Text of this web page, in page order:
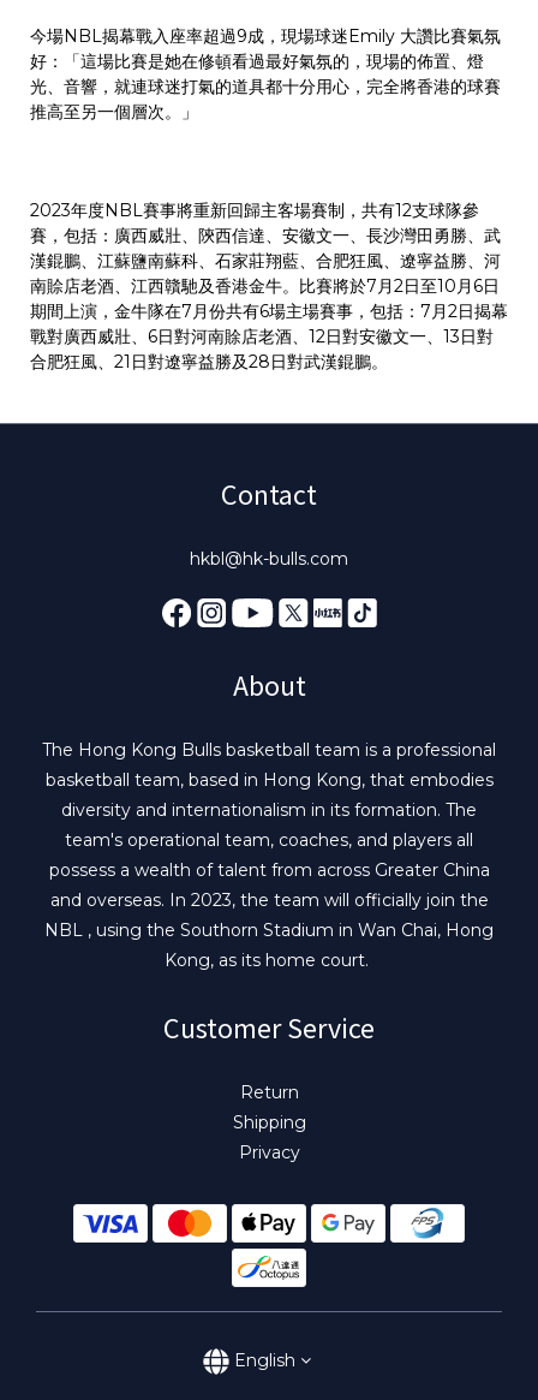
今場NBL揭幕戰入座率超過9成，現場球迷Emily 大讚比賽氣氛
好：「這場比賽是她在修頓看過最好氣氛的，現場的佈置、燈
光、音響，就連球迷打氣的道具都十分用心，完全將香港的球賽
推高至另一個層次。」
2023年度NBL賽事將重新回歸主客場賽制，共有12支球隊參
賽，包括：廣西威壯、陝西信達、安徽文一、長沙灣田勇勝、武
漢錕鵬、江蘇鹽南蘇科、石家莊翔藍、合肥狂風、遼寧益勝、河
南賒店老酒、江西贛馳及香港金牛。比賽將於7月2日至10月6日
期間上演，金牛隊在7月份共有6場主場賽事，包括：7月2日揭幕
戰對廣西威壯、6日對河南賖店老酒、12日對安徽文一、13日對
合肥狂風、21日對遼寧益勝及28日對武漢錕鵬。
Contact
hkbl@hk-bulls.com
About
The Hong Kong Bulls basketball team is a professional
basketball team, based in Hong Kong, that embodies
diversity and internationalism in its formation. The
team's operational team, coaches, and players all
possess a wealth of talent from across Greater China
and overseas. In 2023, the team will officially join the
NBL , using the Southorn Stadium in Wan Chai, Hong
Kong, as its home court.
Customer Service
Return
Shipping
Privacy
English